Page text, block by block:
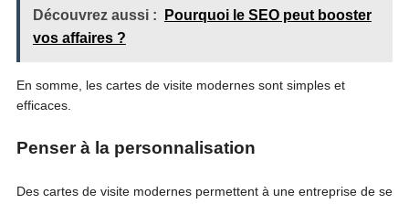
Découvrez aussi :
Pourquoi le SEO peut booster
vos affaires ?
En somme, les cartes de visite modernes sont simples et
efficaces.
Penser à la personnalisation
Des cartes de visite modernes permettent à une entreprise de se